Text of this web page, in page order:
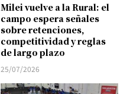
Milei vuelve a la Rural: el
campo espera señales
sobre retenciones,
competitividad y reglas
de largo plazo
25/07/2026